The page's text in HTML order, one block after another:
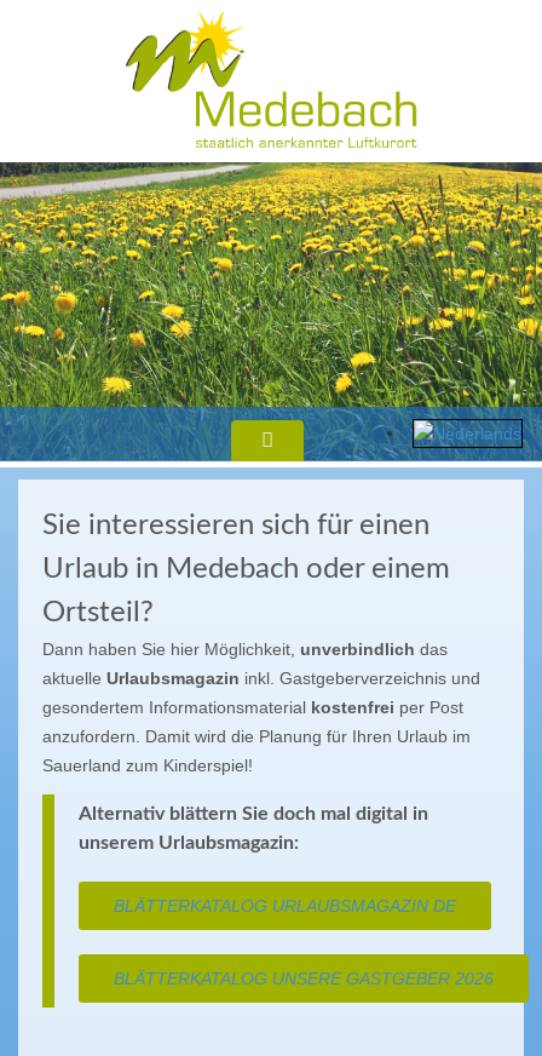
Sie interessieren sich für einen
Urlaub in Medebach oder einem
Ortsteil?
Dann haben Sie hier Möglichkeit, unverbindlich das
aktuelle Urlaubsmagazin inkl. Gastgeberverzeichnis und
gesondertem Informationsmaterial kostenfrei per Post
anzufordern. Damit wird die Planung für Ihren Urlaub im
Sauerland zum Kinderspiel!
Alternativ blättern Sie doch mal digital in
unserem Urlaubsmagazin:
BLÄTTERKATALOG URLAUBSMAGAZIN DE
BLÄTTERKATALOG UNSERE GASTGEBER 2026